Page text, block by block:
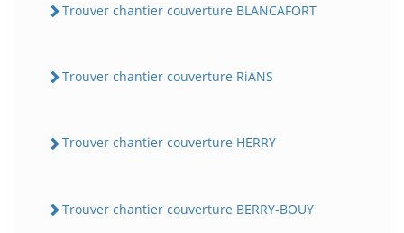
Trouver chantier couverture BLANCAFORT
Trouver chantier couverture RiANS
Trouver chantier couverture HERRY
Trouver chantier couverture BERRY-BOUY